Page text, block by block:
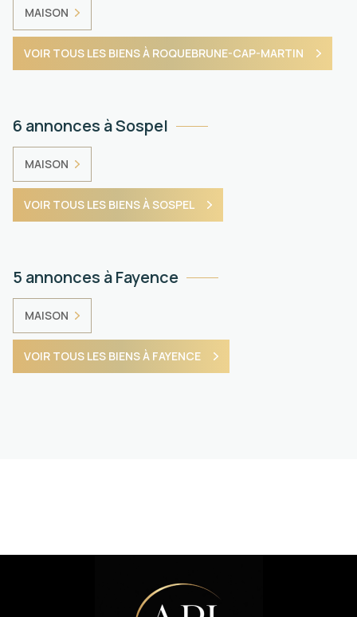
MAISON
VOIR TOUS LES BIENS À ROQUEBRUNE-CAP-MARTIN
6 annonces à Sospel
MAISON
VOIR TOUS LES BIENS À SOSPEL
5 annonces à Fayence
MAISON
VOIR TOUS LES BIENS À FAYENCE